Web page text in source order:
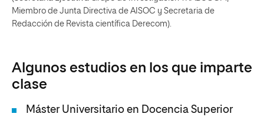
Miembro de Junta Directiva de AISOC y Secretaria de
Redacción de Revista científica Derecom).
Algunos estudios en los que imparte
clase
Máster Universitario en Docencia Superior